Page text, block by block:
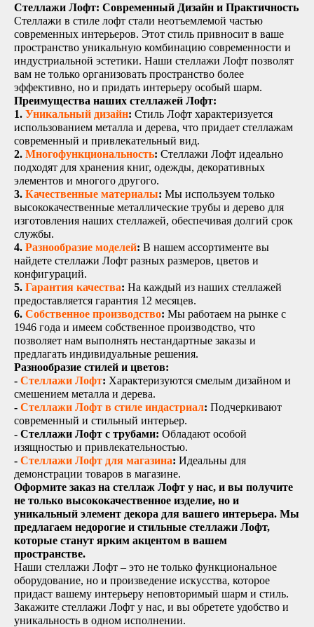
Стеллажи Лофт: Современный Дизайн и Практичность
Стеллажи в стиле лофт стали неотъемлемой частью
современных интерьеров. Этот стиль привносит в ваше
пространство уникальную комбинацию современности и
индустриальной эстетики. Наши стеллажи Лофт позволят
вам не только организовать пространство более
эффективно, но и придать интерьеру особый шарм.
Преимущества наших стеллажей Лофт:
1. Уникальный дизайн: Стиль Лофт характеризуется
использованием металла и дерева, что придает стеллажам
современный и привлекательный вид.
2. Многофункциональность: Стеллажи Лофт идеально
подходят для хранения книг, одежды, декоративных
элементов и многого другого.
3. Качественные материалы: Мы используем только
высококачественные металлические трубы и дерево для
изготовления наших стеллажей, обеспечивая долгий срок
службы.
4. Разнообразие моделей: В нашем ассортименте вы
найдете стеллажи Лофт разных размеров, цветов и
конфигураций.
5. Гарантия качества: На каждый из наших стеллажей
предоставляется гарантия 12 месяцев.
6. Собственное производство: Мы работаем на рынке с
1946 года и имеем собственное производство, что
позволяет нам выполнять нестандартные заказы и
предлагать индивидуальные решения.
Разнообразие стилей и цветов:
- Стеллажи Лофт: Характеризуются смелым дизайном и
смешением металла и дерева.
- Стеллажи Лофт в стиле индастриал: Подчеркивают
современный и стильный интерьер.
- Стеллажи Лофт с трубами: Обладают особой
изящностью и привлекательностью.
- Стеллажи Лофт для магазина: Идеальны для
демонстрации товаров в магазине.
Оформите заказ на стеллаж Лофт у нас, и вы получите
не только высококачественное изделие, но и
уникальный элемент декора для вашего интерьера. Мы
предлагаем недорогие и стильные стеллажи Лофт,
которые станут ярким акцентом в вашем
пространстве.
Наши стеллажи Лофт – это не только функциональное
оборудование, но и произведение искусства, которое
придаст вашему интерьеру неповторимый шарм и стиль.
Закажите стеллажи Лофт у нас, и вы обретете удобство и
уникальность в одном исполнении.